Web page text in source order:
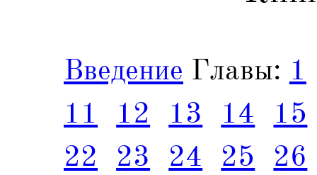
Введение Главы: 1
11
12 13 14
15
22
23 24 25
26